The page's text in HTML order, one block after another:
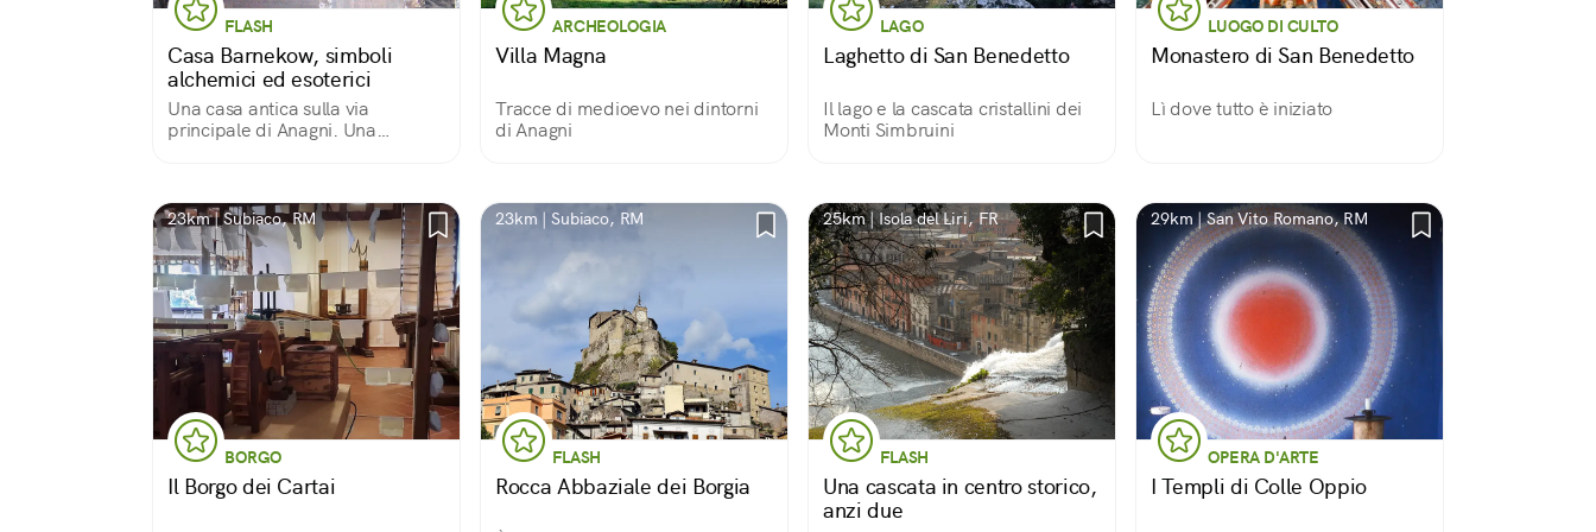
FLASH
Casa Barnekow, simboli
alchemici ed esoterici
Una casa antica sulla via
principale di Anagni. Una
pittore alchimista svedese nel
secondo 800.
ARCHEOLOGIA
Villa Magna
Tracce di medioevo nei dintorni
di Anagni
LAGO
Laghetto di San Benedetto
Il lago e la cascata cristallini dei
Monti Simbruini
LUOGO DI CULTO
Monastero di San Benedetto
Lì dove tutto è iniziato
23km | Subiaco, RM
BORGO
Il Borgo dei Cartai
23km | Subiaco, RM
FLASH
Rocca Abbaziale dei Borgia
25km | Isola del Liri, FR
FLASH
Una cascata in centro storico,
anzi due
29km | San Vito Romano, RM
OPERA D'ARTE
I Templi di Colle Oppio